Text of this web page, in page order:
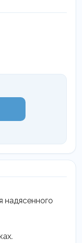
надясенного